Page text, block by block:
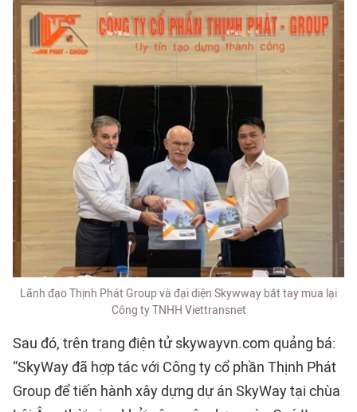
Lãnh đạo Thịnh Phát Group và đại diện Skywway bắt tay mua lại
Công ty TNHH Viettransnet
Sau đó, trên trang điện tử skywayvn.com quảng bá:
“SkyWay đã hợp tác với Công ty cổ phần Thịnh Phát
Group để tiến hành xây dựng dự án SkyWay tại chùa